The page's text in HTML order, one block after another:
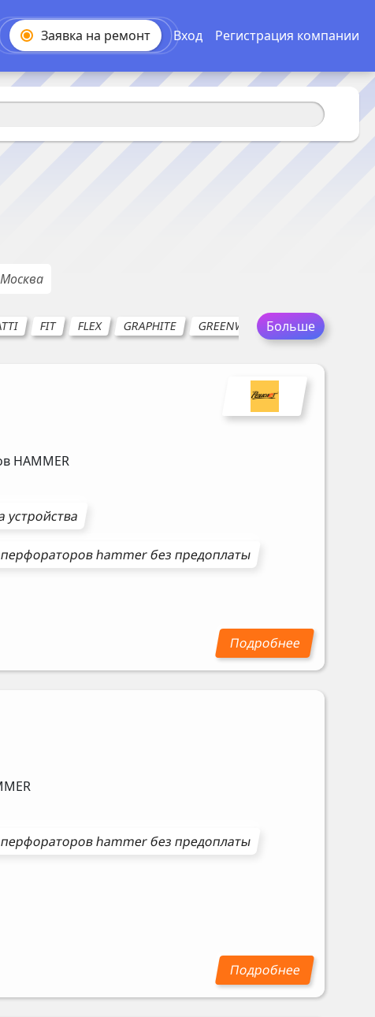
Заявка на ремонт Вход Регистрация компании
Москва
FIT FLEX GRAPHITE GREENWORKS HITACHI
Больше
HAMMER
устройства
перфораторовhammerбез предоплаты
перфораторовhammerбез предоплаты